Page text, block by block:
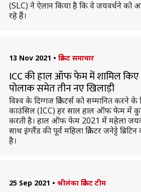
(SLC) ने ऐलान किया है कि वे जयवर्धने को
रहे हैं।
13 Nov 2021 • क्रिकेट समाचार
ICC की हाल ऑफ फेम में शामिल
पोलाक समेत तीन नए खिलाड़ी
विश्व के दिग्गज क्रिकेटर्स को सम्मानित करने के
काउंसिल (ICC) हर साल हाल ऑफ फेम में
करती है। हाल ऑफ फेम 2021 में महेला
साथ इंग्लैंड की पूर्व महिला क्रिकेटर जनेट्टे
है।
25 Sep 2021 • श्रीलंका क्रिकेट टीम